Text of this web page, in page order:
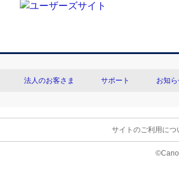
法人のお客さま サポート お知
サイトのご利用につ